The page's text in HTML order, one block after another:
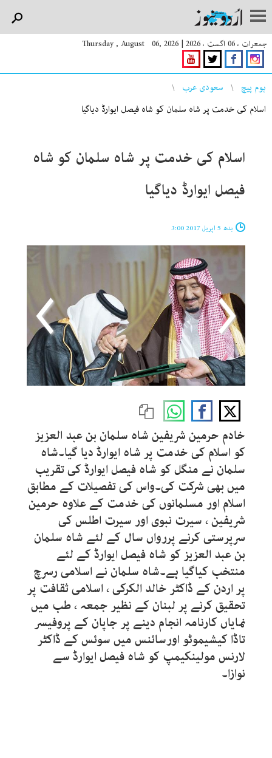
جمعرات ، 06 اگست ، 2026 |
Thursday , August 06, 2026
You are here
ہوم پیچ
سعودی عرب
اسلام کی خدمت پر شاہ سلمان کو شاہ فیصل ایوارڈ دیاگیا
اسلام کی خدمت پر شاہ سلمان کو شاہ
فیصل ایوارڈ دیاگیا
بدھ 5 اپریل 2017 3:00
خادم حرمین شریفین شاہ سلمان بن عبد العزیز
کو اسلام کی خدمت پر شاہ ایوارڈ دیا گیا۔شاہ
سلمان نے منگل کو شاہ فیصل ایوارڈ کی تقریب
میں بھی شرکت کی۔واس کی تفصیلات کے مطابق
اسلام اور مسلمانوں کی خدمت کے علاوہ حرمین
شریفین ، سیرت نبوی اور سیرت اطلس کی
سرپرستی کرنے پررواں سال کے لئے شاہ سلمان
بن عبد العزیز کو شاہ فیصل ایوارڈ کے لئے
منتخب کیاگیا ہے۔شاہ سلمان نے اسلامی رسرچ
پر اردن کے ڈاکٹر خالد الکرکی ، اسلامی ثقافت پر
تحقیق کرنے پر لبنان کے نظیر جمعہ ، طب میں
نمایاں کارنامہ انجام دینے پر جاپان کے پروفیسر
تاڈا کیشیموٹو اورسائنس میں سوئس کے ڈاکٹر
لارنس مولینکیمپ کو شاہ فیصل ایوارڈ سے
نوازا۔